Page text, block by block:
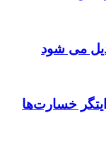
می شود
خسارت‌ها